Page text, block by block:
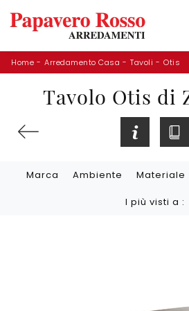
Home - Arredamento Casa - Tavoli - Otis
Tavolo Otis di
Marca Ambiente Materiale
I più visti a :